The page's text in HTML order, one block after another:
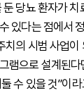
당뇨 환자가
있다는 점에서
치의 시범 사업
램으로 설계된
수 있을 것”이